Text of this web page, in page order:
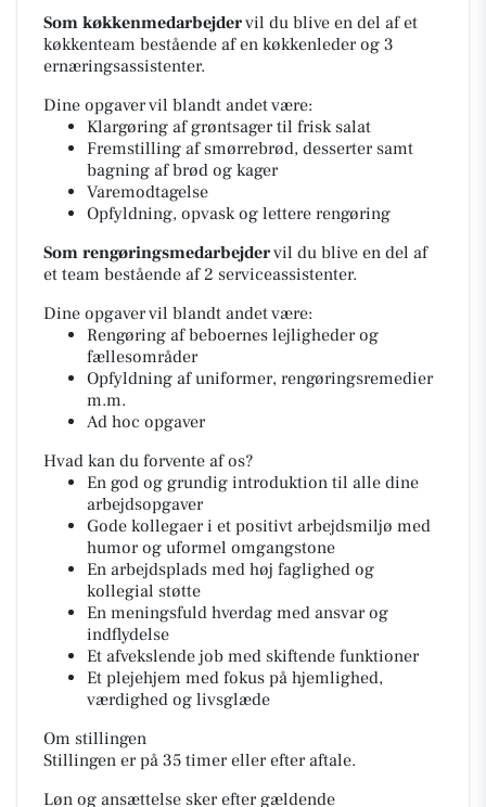
Som køkkenmedarbejdervil du blive en del af et
køkkenteam bestående af en køkkenleder og 3
ernæringsassistenter.
Dine opgaver vil blandt andet være:
Klargøring af grøntsager til frisk salat
Fremstilling af smørrebrød, desserter samt
bagning af brød og kager
Varemodtagelse
Opfyldning, opvask og lettere rengøring
Som rengøringsmedarbejdervil du blive en del af
et team bestående af 2 serviceassistenter.
Dine opgaver vil blandt andet være:
Rengøring af beboernes lejligheder og
fællesområder
Opfyldning af uniformer, rengøringsremedier
m.m.
Ad hoc opgaver
Hvad kan du forvente af os?
En god og grundig introduktion til alle dine
arbejdsopgaver
Gode kollegaer i et positivt arbejdsmiljø med
humor og uformel omgangstone
En arbejdsplads med høj faglighed og
kollegial støtte
En meningsfuld hverdag med ansvar og
indflydelse
Et afvekslende job med skiftende funktioner
Et plejehjem med fokus på hjemlighed,
værdighed og livsglæde
Om stillingen
Stillingen er på 35 timer eller efter aftale.
Løn og ansættelse sker efter gældende